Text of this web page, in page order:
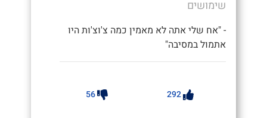
שימושים
- "אח שלי אתה לא מאמין כמה צ'וצ'ות היו
אתמול במסיבה"
292
56